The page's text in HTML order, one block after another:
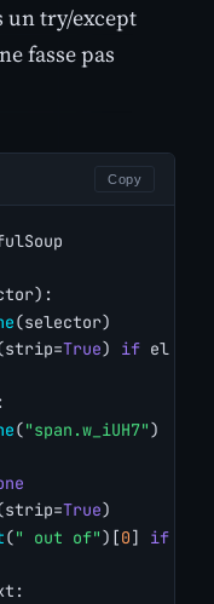
un try/except
fasse pas
Copy
(selector)
True) if el
("span.w_iUH7")
True)
(" out of")[0] if